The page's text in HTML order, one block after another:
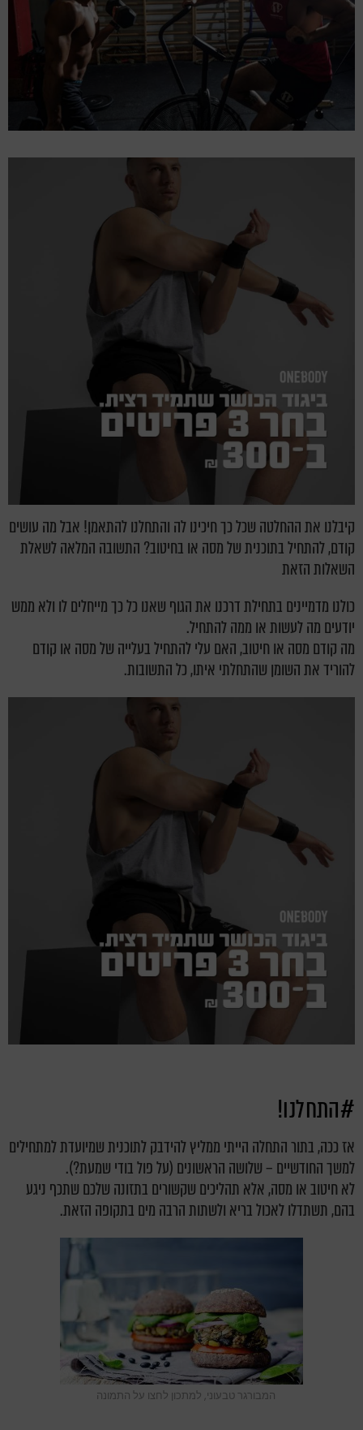
קיבלנו את ההחלטה שכל כך חיכינו לה והתחלנו להתאמן! אבל מה עושים
קודם, להתחיל בתוכנית של מסה או בחיטוב? התשובה המלאה לשאלת
השאלות הזאת
כולנו מדמיינים בתחילת דרכנו את הגוף שאנו כל כך מייחלים לו ולא ממש
יודעים מה לעשות או ממה להתחיל.
מה קודם מסה או חיטוב, האם עלי להתחיל בעלייה של מסה או קודם
להוריד את השומן שהתחלתי איתו, כל התשובות.
#התחלנו!
אז ככה, בתור התחלה הייתי ממליץ להידבק לתוכנית שמיועדת למתחילים
למשך החודשיים – שלושה הראשונים (על פול בודי שמעת?).
לא חיטוב או מסה, אלא תהליכים שקשורים בתזונה שלכם שתכף ניגע
בהם, תשתדלו לאכול בריא ולשתות הרבה מים בתקופה הזאת.
המבורגר טבעוני, למתכון לחצו על התמונה